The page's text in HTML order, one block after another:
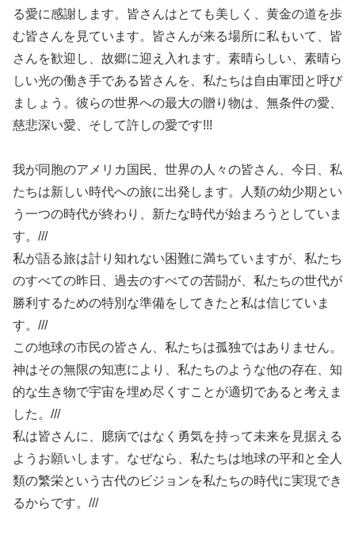
る愛に感謝します。皆さんはとても美しく、黄金の道を歩
む皆さんを見ています。皆さんが来る場所に私もいて、皆
さんを歓迎し、故郷に迎え入れます。素晴らしい、素晴ら
しい光の働き手である皆さんを、私たちは自由軍団と呼び
ましょう。彼らの世界への最大の贈り物は、無条件の愛、
慈悲深い愛、そして許しの愛です!!!
我が同胞のアメリカ国民、世界の人々の皆さん、今日、私
たちは新しい時代への旅に出発します。人類の幼少期とい
う一つの時代が終わり、新たな時代が始まろうとしていま
す。///
私が語る旅は計り知れない困難に満ちていますが、私たち
のすべての昨日、過去のすべての苦闘が、私たちの世代が
勝利するための特別な準備をしてきたと私は信じていま
す。///
この地球の市民の皆さん、私たちは孤独ではありません。
神はその無限の知恵により、私たちのような他の存在、知
的な生き物で宇宙を埋め尽くすことが適切であると考えま
した。///
私は皆さんに、臆病ではなく勇気を持って未来を見据える
ようお願いします。なぜなら、私たちは地球の平和と全人
類の繁栄という古代のビジョンを私たちの時代に実現でき
るからです。///